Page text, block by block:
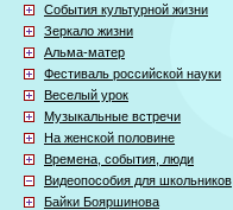
События культурной жизни
Зеркало жизни
Альма-матер
Фестиваль российской науки
Веселый урок
Музыкальные встречи
На женской половине
Времена, события, люди
Видеопособия для школьников
Байки Бояршинова